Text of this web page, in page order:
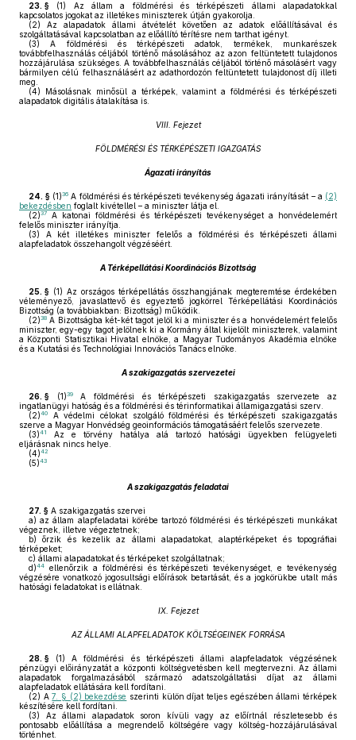
23. § (1)
Az állam a földmérési és térképészeti állami alapadatokkal
kapcsolatos jogokat az illetékes miniszterek útján gyakorolja.
(2) Az alapadatok állami átvételét követően az adatok előállításával és
szolgáltatásával kapcsolatban az előállító térítésre nem tarthat igényt.
(3) A földmérési és térképészeti adatok, termékek, munkarészek
továbbfelhasználás céljából történő másolásához az azon feltüntetett tulajdonos
hozzájárulása szükséges. A továbbfelhasználás céljából történő másolásért vagy
bármilyen célú felhasználásért az adathordozón feltüntetett tulajdonost díj illeti
meg.
(4) Másolásnak minősül a térképek, valamint a földmérési és térképészeti
alapadatok digitális átalakítása is.
VIII. Fejezet
FÖLDMÉRÉSI ÉS TÉRKÉPÉSZETI IGAZGATÁS
Ágazati irányítás
24. § (1)36 A földmérési és térképészeti tevékenység ágazati irányítását – a (2)
bekezdésben foglalt kivétellel – a miniszter látja el.
(2)37
A katonai földmérési és térképészeti tevékenységet a honvédelemért
felelős miniszter irányítja.
(3) A két illetékes miniszter felelős a földmérési és térképészeti állami
alapfeladatok összehangolt végzéséért.
A Térképellátási Koordinációs Bizottság
25. § (1) Az országos térképellátás összhangjának megteremtése érdekében
véleményező, javaslattevő és egyeztető jogkörrel Térképellátási Koordinációs
Bizottság (a továbbiakban: Bizottság) működik.
(2)38 A Bizottságba két-két tagot jelöl ki a miniszter és a honvédelemért felelős
miniszter, egy-egy tagot jelölnek ki a Kormány által kijelölt miniszterek, valamint
a Központi Statisztikai Hivatal elnöke, a Magyar Tudományos Akadémia elnöke
és a Kutatási és Technológiai Innovációs Tanács elnöke.
A szakigazgatás szervezetei
26. § (1)39A földmérési és térképészeti szakigazgatás szervezete az
ingatlanügyi hatóság és a földmérési és térinformatikai államigazgatási szerv.
(2)40
A védelmi célokat szolgáló földmérési és térképészeti szakigazgatás
szerve a Magyar Honvédség geoinformációs támogatásáért felelős szervezete.
(3)41
Az e törvény hatálya alá tartozó hatósági ügyekben felügyeleti
eljárásnak nincs helye.
(4)42
(5)43
A szakigazgatás feladatai
27. § A szakigazgatás szervei
a) az állam alapfeladatai körébe tartozó földmérési és térképészeti munkákat
végeznek, illetve végeztetnek;
b) őrzik és kezelik az állami alapadatokat, alaptérképeket és topográfiai
térképeket;
c) állami alapadatokat és térképeket szolgáltatnak;
d)44
ellenőrzik a földmérési és térképészeti tevékenységet, e tevékenység
végzésére vonatkozó jogosultsági előírások betartását, és a jogkörükbe utalt más
hatósági feladatokat is ellátnak.
IX. Fejezet
AZ ÁLLAMI ALAPFELADATOK KÖLTSÉGEINEK FORRÁSA
28. § (1) A földmérési és térképészeti állami alapfeladatok végzésének
pénzügyi előirányzatát a központi költségvetésben kell megtervezni. Az állami
alapadatok forgalmazásából származó adatszolgáltatási díjat az állami
alapfeladatok ellátására kell fordítani.
(2) A7. § (2) bekezdése szerinti külön díjat teljes egészében állami térképek
készítésére kell fordítani.
(3) Az állami alapadatok soron kívüli vagy az előírtnál részletesebb és
pontosabb előállítása a megrendelő költségére vagy költség-hozzájárulásával
történhet.